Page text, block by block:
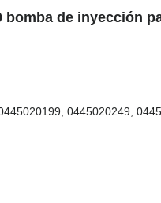
de inyección
0445020249,